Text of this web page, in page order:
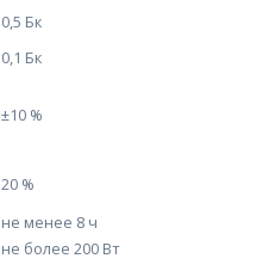
0,5 Бк
0,1 Бк
±10 %
20 %
не менее 8 ч
не более 200 Вт